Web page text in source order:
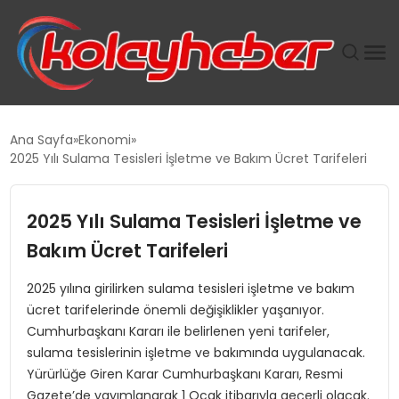
TANYER YAPI ZEMIN MÜHENDISLIĞINDE HEDEF
TOROSLAR’DA PAZAR GERGİNLİĞİ!
Ana Sayfa Ekonomi
2025 Yılı Sulama Tesisleri İşletme ve Bakım Ücret Tarifeleri
2025 Yılı Sulama Tesisleri İşletme ve
Bakım Ücret Tarifeleri
2025 yılına girilirken sulama tesisleri işletme ve bakım
ücret tarifelerinde önemli değişiklikler yaşanıyor.
Cumhurbaşkanı Kararı ile belirlenen yeni tarifeler,
sulama tesislerinin işletme ve bakımında uygulanacak.
Yürürlüğe Giren Karar Cumhurbaşkanı Kararı, Resmi